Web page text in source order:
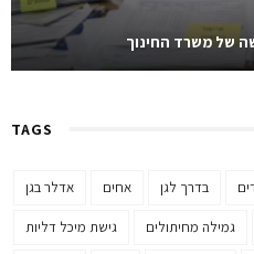
של משרד החינוך
TAGS
אדלר בגן אחים בדרך לגן
גישת מיכל דליות גמילה מחיתולים